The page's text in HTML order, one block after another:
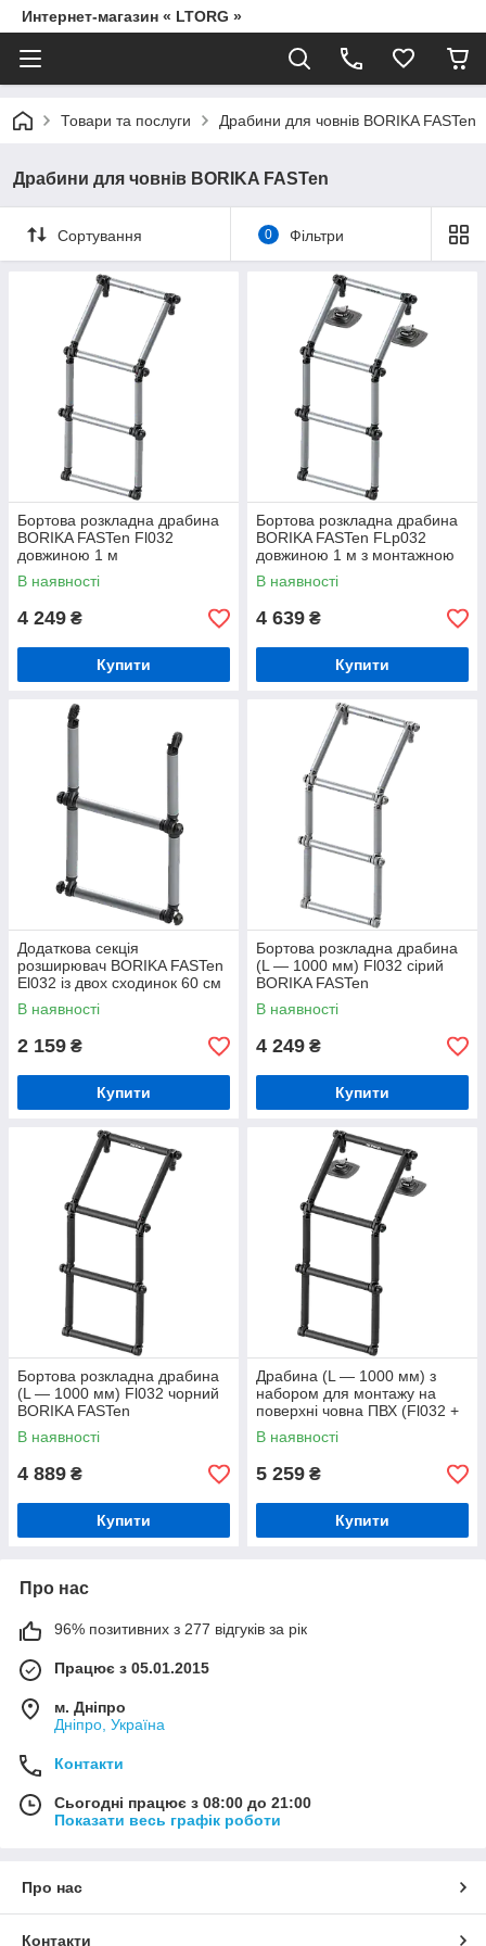
Интернет-магазин « LTORG »
Товари та послуги Драбини для човнів BORIKA FASTen
Драбини для човнів BORIKA FASTen
Сортування 0 Фільтри
Бортова розкладна драбина
BORIKA FASTen Fl032
довжиною 1 м
(01.11.002.01.04)
В наявності
4 249 ₴
Купити
Бортова розкладна драбина
BORIKA FASTen FLp032
довжиною 1 м з монтажною
системою FMp225
(01.11.002.02.04)
В наявності
4 639 ₴
Купити
Додаткова секція
розширювач BORIKA FASTen
El032 із двох сходинок 60 см
для бортової драбини моделі
Fl032 (01.11.004.01.04)
В наявності
2 159 ₴
Купити
Бортова розкладна драбина
(L — 1000 мм) Fl032 сірий
BORIKA FASTen
(01.11.002.01.05)
В наявності
4 249 ₴
Купити
Бортова розкладна драбина
(L — 1000 мм) Fl032 чорний
BORIKA FASTen
(01.11.002.01.06)
В наявності
4 889 ₴
Купити
Драбина (L — 1000 мм) з
набором для монтажу на
поверхні човна ПВХ (Fl032 +
FMp225) FLp032 чорний
BORIKA FASTen
В наявності
5 259 ₴
Купити
Про нас
96% позитивних з 277 відгуків за рік
Працює з 05.01.2015
м. Дніпро
Дніпро, Україна
Контакти
Сьогодні працює з 08:00 до 21:00
Показати весь графік роботи
Про нас
Контакти